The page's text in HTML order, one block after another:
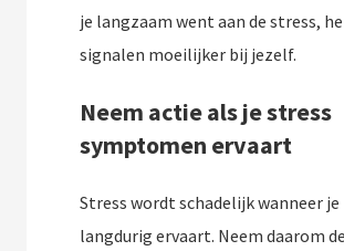
je langzaam went aan de stress,
signalen moeilijker bij jezelf.
Neem actie als je stress
symptomen ervaart
Stress wordt schadelijk wanneer
langdurig ervaart. Neem daarom de